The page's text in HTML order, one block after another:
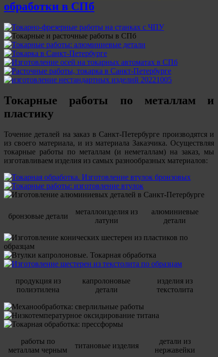
Токарные работы по металлам и
пластику
Точение деталей на заказ в Санкт-Петербурге производятся и
из своего материала, и из материала Заказчика. Осуществляя
токарные работы по металлам (и неметаллам) на заказ, мы
изготавливаем изделия из самых разнообразных материалов:
бронзовые детали
металлоизделия из
латуни
алюминиевые
детали
продукция из
полиэтилена
капролоновые
детали
изделия из
текстолита
работы по
металлам черным
титановые изделия
детали из
нержавейки